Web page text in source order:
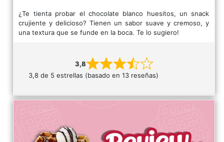
¿Te tienta probar el chocolate blanco huesitos, un snack
crujiente y delicioso? Tienen un sabor suave y cremoso, y
una textura que se funde en la boca. Te lo sugiero!
3,8
3,8 de 5 estrellas (basado en 13 reseñas)